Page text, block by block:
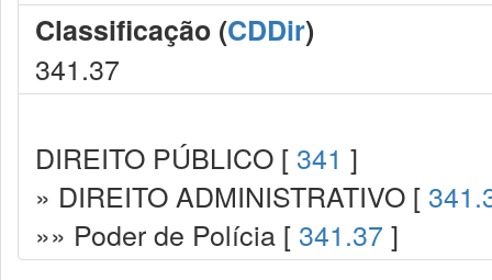
Classificação (CDDir)
341.37
DIREITO PÚBLICO [ 341 ]
» DIREITO ADMINISTRATIVO [
»» Poder de Polícia [ 341.37 ]